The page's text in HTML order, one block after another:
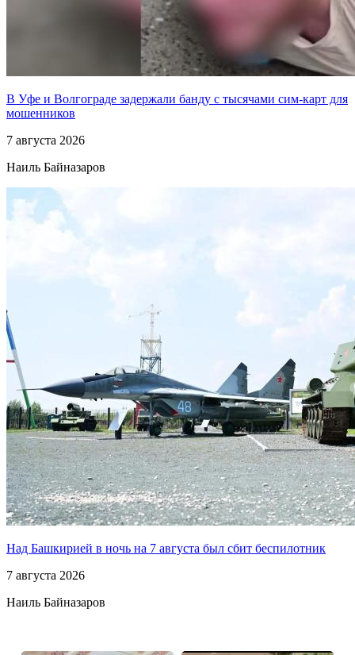
В Уфе и Волгограде задержали банду с тысячами сим-карт для
мошенников
7 августа 2026
Наиль Байназаров
Над Башкирией в ночь на 7 августа был сбит беспилотник
7 августа 2026
Наиль Байназаров